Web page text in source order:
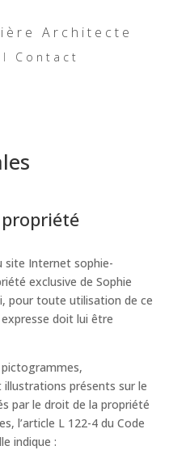
Architecte
I Contact
site Internet sophie-
exclusive de Sophie
pour toute utilisation de ce
doit lui être
présents sur le
par le droit de la propriété
l’article L 122-4 du Code
indique :